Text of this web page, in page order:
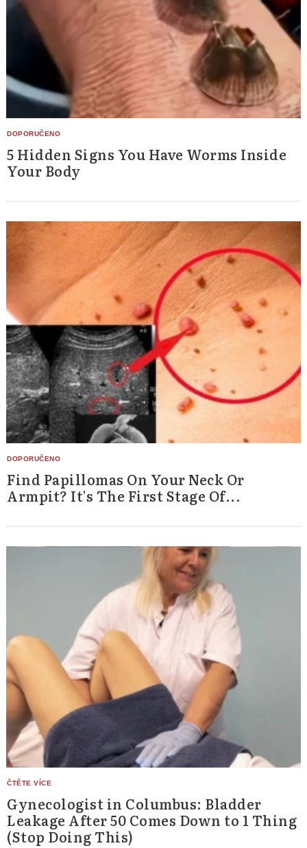
5 Hidden Signs You Have Worms Inside
Your Body
Find Papillomas On Your Neck Or
Armpit? It's The First Stage Of...
Gynecologist in Columbus: Bladder
Leakage After 50 Comes Down to 1 Thing
(Stop Doing This)